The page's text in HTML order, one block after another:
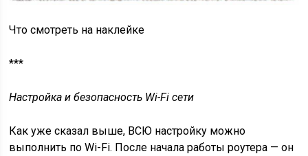
Что смотреть на наклейке
***
Настройка и безопасность Wi-Fi сети
Как уже сказал выше, ВСЮ настройку можно
выполнить по Wi-Fi. После начала работы роутера — он